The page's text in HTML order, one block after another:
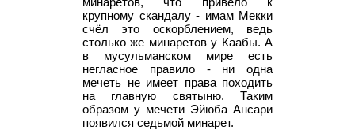
крупному скандалу - имам Мекки
счёл это оскорблением, ведь
столько же минаретов у Каабы. А
в мусульманском мире есть
негласное правило - ни одна
мечеть не имеет права походить
на главную святыню. Таким
образом у мечети Эйюба Ансари
появился седьмой минарет.